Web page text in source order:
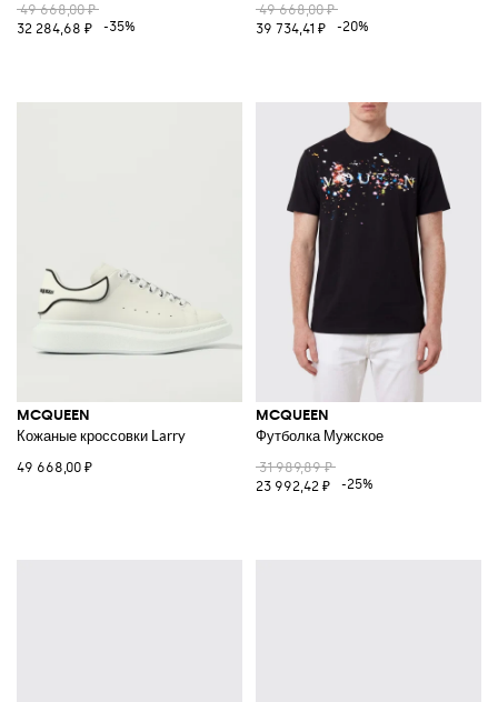
49 668,00 ₽
32 284,68 ₽
-35%
49 668,00 ₽
39 734,41 ₽
-20%
MCQUEEN
Кожаные кроссовки Larry
49 668,00 ₽
MCQUEEN
Футболка Мужское
31 989,89 ₽
23 992,42 ₽
-25%